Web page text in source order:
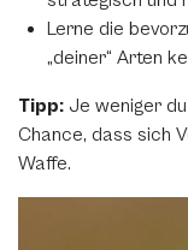
Teile diese
Lerne die
„deiner“ Arten
Tipp: Je weniger
Chance, dass sich
Waffe.